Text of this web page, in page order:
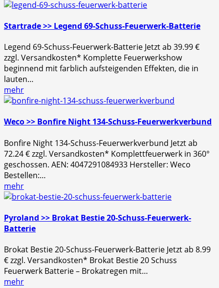
Startrade >> Legend 69-Schuss-Feuerwerk-Batterie
Legend 69-Schuss-Feuerwerk-Batterie Jetzt ab 39.99 €
zzgl. Versandkosten* Komplette Feuerwerkshow
beginnend mit farblich aufsteigenden Effekten, die in
lauten…
mehr
Weco >> Bonfire Night 134-Schuss-Feuerwerkverbund
Bonfire Night 134-Schuss-Feuerwerkverbund Jetzt ab
72.24 € zzgl. Versandkosten* Komplettfeuerwerk in 360°
geschossen. AEN: 4047291084933 Hersteller: Weco
Bestellen:…
mehr
Pyroland >> Brokat Bestie 20-Schuss-Feuerwerk-
Batterie
Brokat Bestie 20-Schuss-Feuerwerk-Batterie Jetzt ab 8.99
€ zzgl. Versandkosten* Brokat Bestie 20 Schuss
Feuerwerk Batterie – Brokatregen mit…
mehr